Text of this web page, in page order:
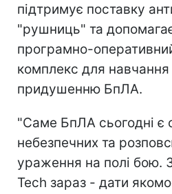
підтримує поставку
"рушниць" та
програмно-
комплекс для
придушенню БпЛА.
"Саме БпЛА сьогодні є
небезпечних та
ураження на полі бою.
Tech зараз - дати